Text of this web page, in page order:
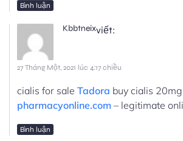
Bình luận
Kbbtneixviết:
27 Tháng Một, 2021 lúc 4:17 chiều
cialis for sale Tadora buy cialis 20mg
pharmacyonline.com – legitimate
Bình luận